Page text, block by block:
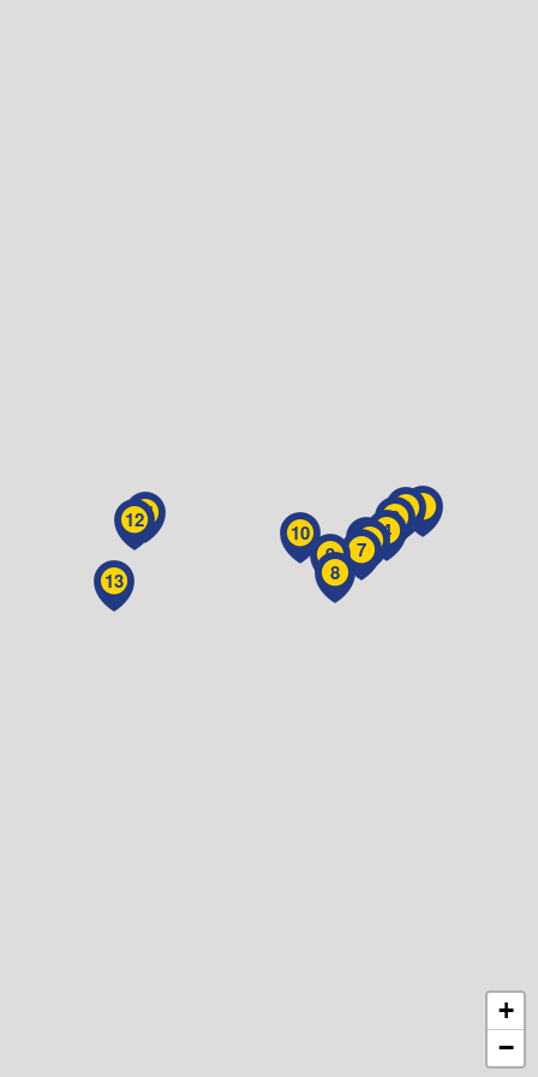
1
2
3
4
5
6
7
8
9
10
11
12
13
+
−